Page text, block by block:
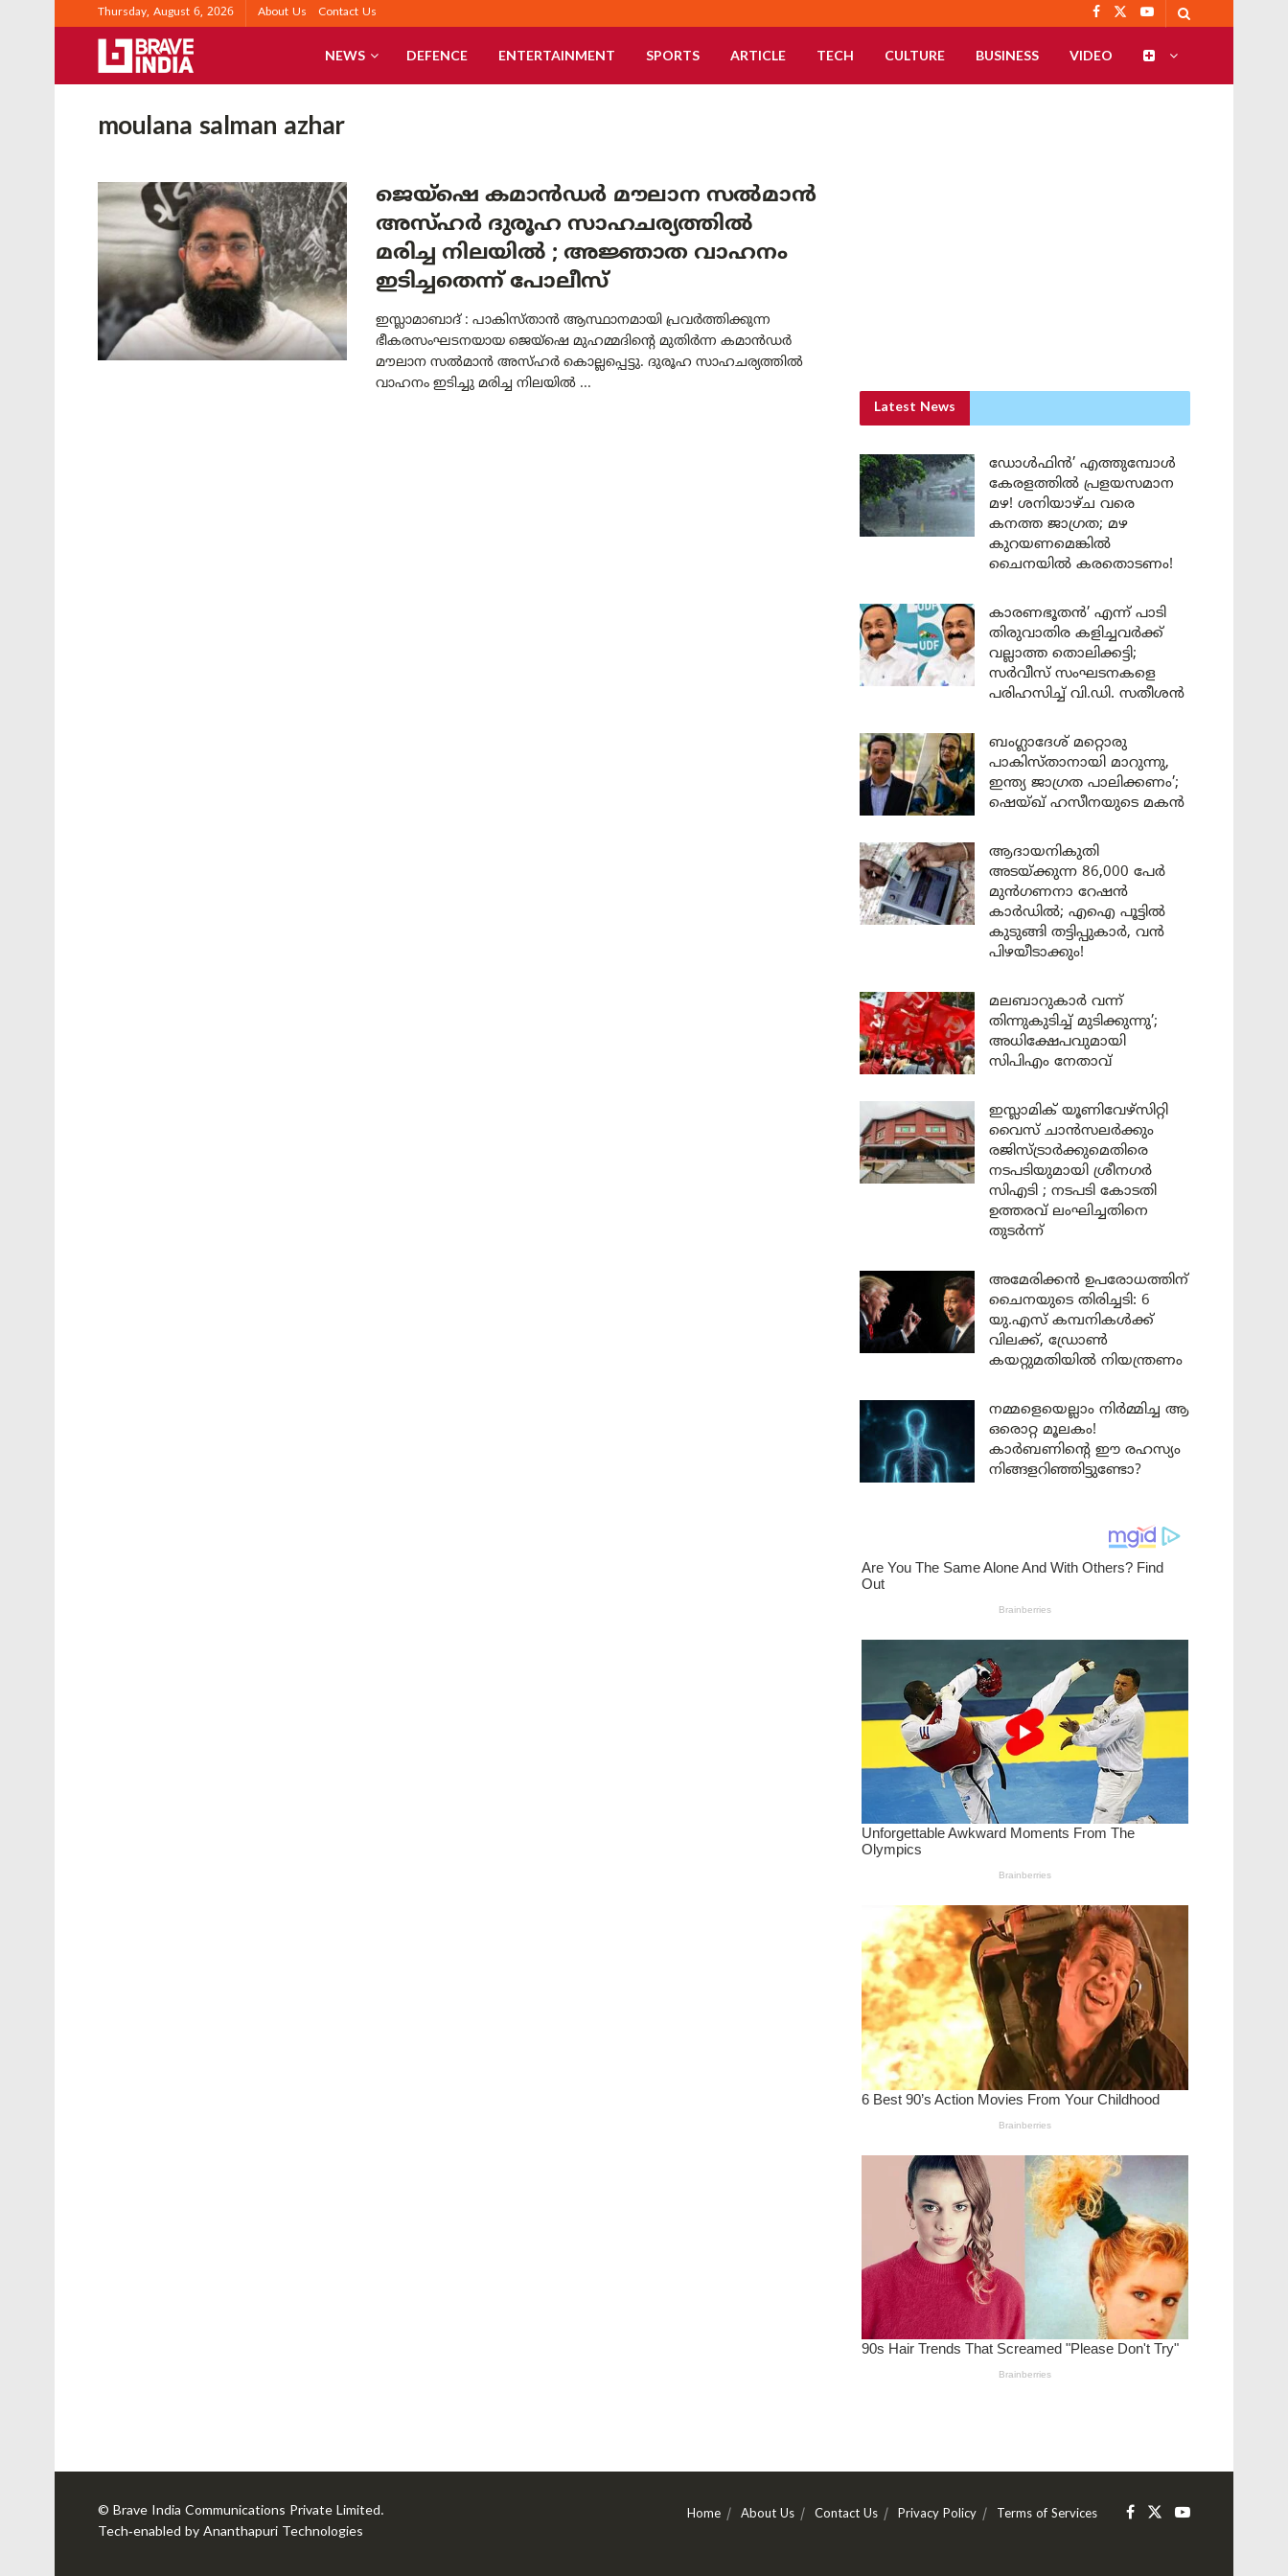
Thursday, August 6, 2026 About Us Contact Us
NEWS DEFENCE ENTERTAINMENT SPORTS ARTICLE TECH CULTURE BUSINESS VIDEO
moulana salman azhar
ജെയ്‌ഷെ കമാൻഡർ മൗലാന സൽമാൻ
അസ്ഹർ ദുരൂഹ സാഹചര്യത്തിൽ
മരിച്ച നിലയിൽ ; അജ്ഞാത വാഹനം
ഇടിച്ചതെന്ന് പോലീസ്
ഇസ്ലാമാബാദ് : പാകിസ്താൻ ആസ്ഥാനമായി പ്രവർത്തിക്കുന്ന
ഭീകരസംഘടനയായ ജെയ്‌ഷെ മുഹമ്മദിന്റെ മുതിർന്ന കമാൻഡർ
മൗലാന സൽമാൻ അസ്ഹർ കൊല്ലപ്പെട്ടു. ദുരൂഹ സാഹചര്യത്തിൽ
വാഹനം ഇടിച്ചു മരിച്ച നിലയിൽ ...
Latest News
ഡോൾഫിൻ’ എത്തുമ്പോൾ
കേരളത്തിൽ പ്രളയസമാന
മഴ! ശനിയാഴ്ച വരെ
കനത്ത ജാഗ്രത; മഴ
കുറയണമെങ്കിൽ
ചൈനയിൽ കരതൊടണം!
കാരണഭൂതൻ’ എന്ന് പാടി
തിരുവാതിര കളിച്ചവർക്ക്
വല്ലാത്ത തൊലിക്കട്ടി;
സർവീസ് സംഘടനകളെ
പരിഹസിച്ച് വി.ഡി. സതീശൻ
ബംഗ്ലാദേശ് മറ്റൊരു
പാകിസ്താനായി മാറുന്നു,
ഇന്ത്യ ജാഗ്രത പാലിക്കണം’;
ഷെയ്ഖ് ഹസീനയുടെ മകൻ
ആദായനികുതി
അടയ്ക്കുന്ന 86,000 പേർ
മുൻഗണനാ റേഷൻ
കാർഡിൽ; എഐ പൂട്ടിൽ
കുടുങ്ങി തട്ടിപ്പുകാർ, വൻ
പിഴയീടാക്കും!
മലബാറുകാർ വന്ന്
തിന്നുകുടിച്ച് മുടിക്കുന്നു’;
അധിക്ഷേപവുമായി
സിപിഎം നേതാവ്
ഇസ്ലാമിക് യൂണിവേഴ്സിറ്റി
വൈസ് ചാൻസലർക്കും
രജിസ്ട്രാർക്കുമെതിരെ
നടപടിയുമായി ശ്രീനഗർ
സിഎടി ; നടപടി കോടതി
ഉത്തരവ് ലംഘിച്ചതിനെ
തുടർന്ന്
അമേരിക്കൻ ഉപരോധത്തിന്
ചൈനയുടെ തിരിച്ചടി: 6
യു.എസ് കമ്പനികൾക്ക്
വിലക്ക്, ഡ്രോൺ
കയറ്റുമതിയിൽ നിയന്ത്രണം
നമ്മളെയെല്ലാം നിർമ്മിച്ച ആ
ഒരൊറ്റ മൂലകം!
കാർബണിന്റെ ഈ രഹസ്യം
നിങ്ങളറിഞ്ഞിട്ടുണ്ടോ?
Home About Us Contact Us Privacy Policy Terms of Services
© Brave India Communications Private Limited.
Tech-enabled by Ananthapuri Technologies